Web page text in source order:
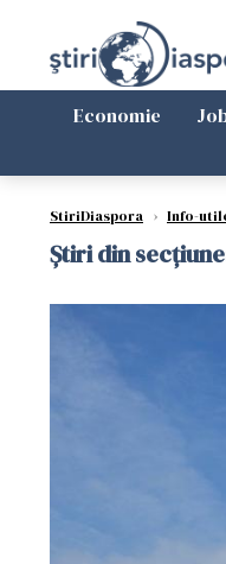
Economie
StiriDiaspora › Info-
Știri din